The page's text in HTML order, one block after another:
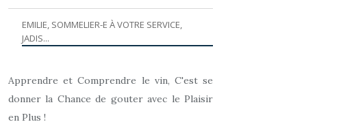
EMILIE, SOMMELIER-E À VOTRE SERVICE,
JADIS...
Apprendre et Comprendre le vin, C'est se
donner la Chance de gouter avec le Plaisir
en Plus !